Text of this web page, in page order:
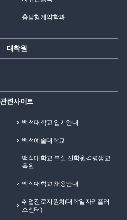
충남형계약학과
대학원
관련사이트
백석대학교 입시안내
백석예술대학교
백석대학교 부설 신학원격평생교
육원
백석대학교 채용안내
취업진로지원처(대학일자리플러
스센터)